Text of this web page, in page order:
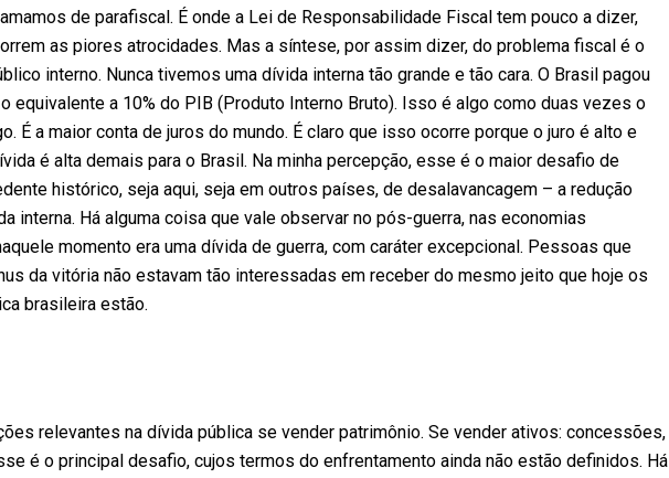
de parafiscal. É onde a Lei de Responsabilidade Fiscal tem pouco a dizer,
as piores atrocidades. Mas a síntese, por assim dizer, do problema fiscal é o
interno. Nunca tivemos uma dívida interna tão grande e tão cara. O Brasil pagou
equivalente a 10% do PIB (Produto Interno Bruto). Isso é algo como duas vezes o
É a maior conta de juros do mundo. É claro que isso ocorre porque o juro é alto e
é alta demais para o Brasil. Na minha percepção, esse é o maior desafio de
histórico, seja aqui, seja em outros países, de desalavancagem – a redução
interna. Há alguma coisa que vale observar no pós-guerra, nas economias
momento era uma dívida de guerra, com caráter excepcional. Pessoas que
da vitória não estavam tão interessadas em receber do mesmo jeito que hoje os
brasileira estão.
relevantes na dívida pública se vender patrimônio. Se vender ativos: concessões,
é o principal desafio, cujos termos do enfrentamento ainda não estão definidos. Há